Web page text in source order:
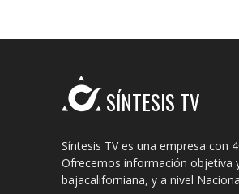
SÍNTESIS TV
Síntesis TV es una empresa con
Ofrecemos información objetiva
bajacaliforniana, y a nivel